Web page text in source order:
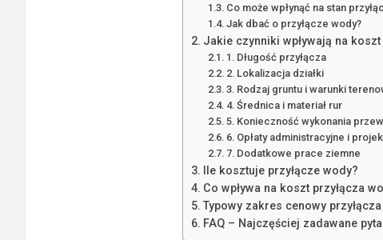
Co może wpłynąć na stan
Jak dbać o przyłącze wody?
Jakie czynniki wpływają na
1. Długość przyłącza
2. Lokalizacja działki
3. Rodzaj gruntu i warunki
4. Średnica i materiał rur
5. Konieczność wykonania
6. Opłaty administracyjne i
7. Dodatkowe prace ziemne
Ile kosztuje przyłącze wody?
Co wpływa na koszt przyłącza
Typowy zakres cenowy
FAQ – Najczęściej zadawane